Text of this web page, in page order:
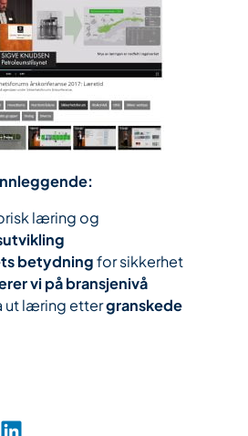
læring og
betydningfor sikkerhet
vi på bransjenivå
ut læring ettergranskede